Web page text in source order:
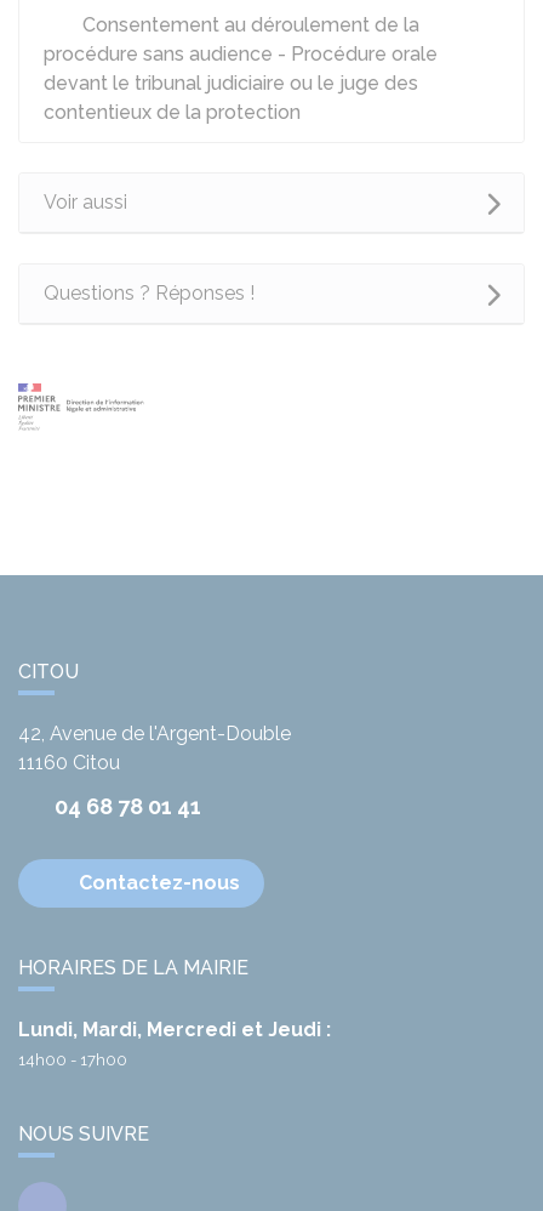
Consentement au déroulement de la
procédure sans audience - Procédure orale
devant le tribunal judiciaire ou le juge des
contentieux de la protection
Voir aussi
Questions ? Réponses !
CITOU
42, Avenue de l'Argent-Double
11160 Citou
04 68 78 01 41
Contactez-nous
HORAIRES DE LA MAIRIE
Lundi, Mardi, Mercredi et Jeudi :
14h00 - 17h00
NOUS SUIVRE